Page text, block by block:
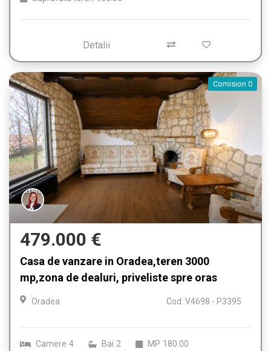
Detalii
Comision 0
479.000 €
Casa de vanzare in Oradea,teren 3000
mp,zona de dealuri, priveliste spre oras
Oradea Cod: V4698 - P3395
Camere 4 Bai 2 MP 180.00